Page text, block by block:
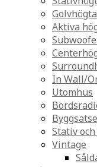
Aktiva
In Wall/
Utomhus
Stativ
Vintage